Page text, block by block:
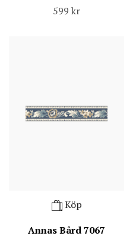
599 kr
Köp
Annas Bård 7067